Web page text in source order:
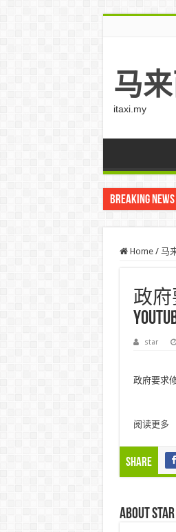
马
itaxi.my
Breaking News
Home / 马
政
star
政府要求
阅读更多
Share
About star